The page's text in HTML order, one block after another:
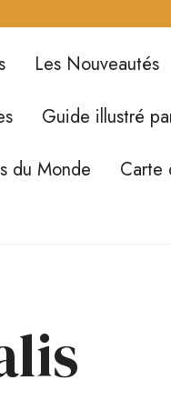
Les Nouveautés
Guide illustré
du Monde
Carte